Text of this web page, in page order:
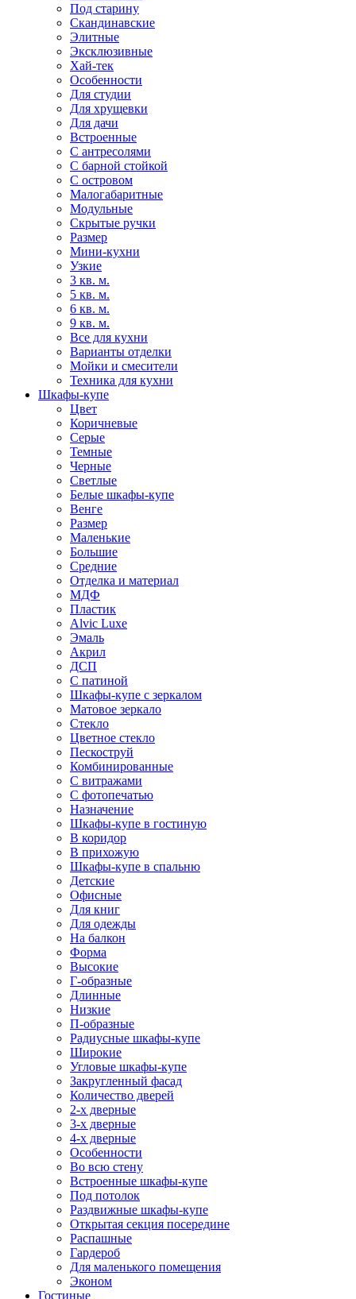
Под старину
Скандинавские
Элитные
Эксклюзивные
Хай-тек
Особенности
Для студии
Для хрущевки
Для дачи
Встроенные
С антресолями
С барной стойкой
С островом
Малогабаритные
Модульные
Скрытые ручки
Размер
Мини-кухни
Узкие
3 кв. м.
5 кв. м.
6 кв. м.
9 кв. м.
Все для кухни
Варианты отделки
Мойки и смесители
Техника для кухни
Шкафы-купе
Цвет
Коричневые
Серые
Темные
Черные
Светлые
Белые шкафы-купе
Венге
Размер
Маленькие
Большие
Средние
Отделка и материал
МДФ
Пластик
Alvic Luxe
Эмаль
Акрил
ДСП
С патиной
Шкафы-купе с зеркалом
Матовое зеркало
Стекло
Цветное стекло
Пескоструй
Комбинированные
С витражами
С фотопечатью
Назначение
Шкафы-купе в гостиную
В коридор
В прихожую
Шкафы-купе в спальню
Детские
Офисные
Для книг
Для одежды
На балкон
Форма
Высокие
Г-образные
Длинные
Низкие
П-образные
Радиусные шкафы-купе
Широкие
Угловые шкафы-купе
Закругленный фасад
Количество дверей
2-х дверные
3-х дверные
4-х дверные
Особенности
Во всю стену
Встроенные шкафы-купе
Под потолок
Раздвижные шкафы-купе
Открытая секция посередине
Распашные
Гардероб
Для маленького помещения
Эконом
Гостиные